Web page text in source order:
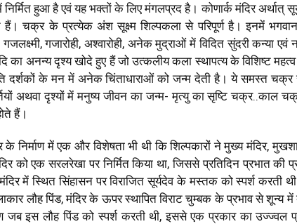
हुआ है एवं यह भक्तों के लिए मंगलप्रद है। कोणार्क मंदिर अर्थात्
हैं। चक्र के प्रत्येक अंश सूक्ष्म शिल्पकला से परिपूर्ण है। इनमें भगवान
गजारोही, अश्वारोही, अनेक मुद्राओं में विदित सुंदरी कन्या एवं
का अनन्य दृश्य खोदे हुए हैं जो उत्कलीय कला स्थापत्य के विशिष्ट
दर्शकों के मन में अनेक चिंताधाराओं को जन्म देती है। ये समस्त चक्र
अथवा दृश्यों में मनुष्य जीवन का जन्म- मृत्यु का सृष्टि चक्र..काल
हैं।
के निर्माण में एक और विशेषता भी थी कि शिल्पकारों ने मुख्य मंदिर,
को एक सरलरेखा पर निर्मित किया था, जिससे प्रतिदिन प्रभात की
में स्थित सिंहासन पर विराजित सूर्यदेव के मस्तक को स्पर्श करती
लौह पिंड, मंदिर के ऊपर स्थापित विराट चुम्बक के प्रभाव से शून्य
जब इस लौह पिंड को स्पर्श करती थी, इससे एक प्रकार का उज्ज्वल